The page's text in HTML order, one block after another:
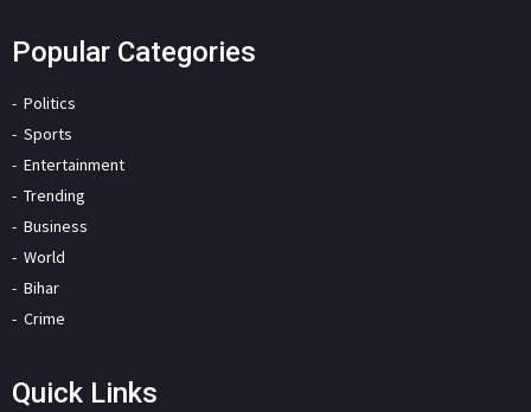
Popular Categories
Politics
Sports
Entertainment
Trending
Business
World
Bihar
Crime
Quick Links